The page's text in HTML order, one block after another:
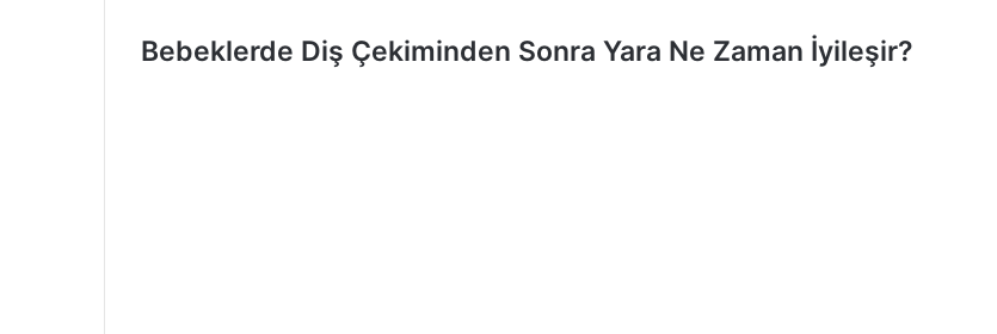
Bebeklerde Diş Çekiminden Sonra Yara Ne Zaman İyileşir?